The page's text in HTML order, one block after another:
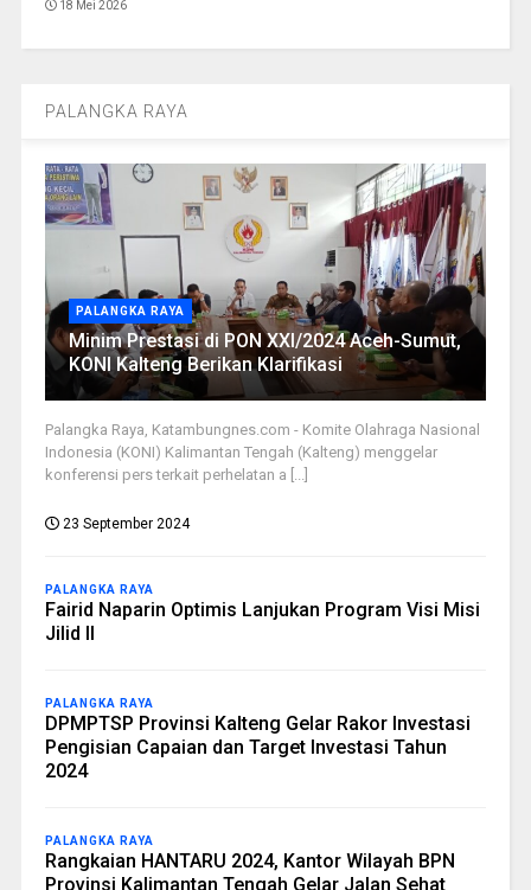
18 Mei 2026
PALANGKA RAYA
PALANGKA RAYA
Minim Prestasi di PON XXI/2024 Aceh-Sumut,
KONI Kalteng Berikan Klarifikasi
Palangka Raya, Katambungnes.com - Komite Olahraga Nasional
Indonesia (KONI) Kalimantan Tengah (Kalteng) menggelar
konferensi pers terkait perhelatan a [...]
23 September 2024
PALANGKA RAYA
Fairid Naparin Optimis Lanjukan Program Visi Misi
Jilid II
PALANGKA RAYA
DPMPTSP Provinsi Kalteng Gelar Rakor Investasi
Pengisian Capaian dan Target Investasi Tahun
2024
PALANGKA RAYA
Rangkaian HANTARU 2024, Kantor Wilayah BPN
Provinsi Kalimantan Tengah Gelar Jalan Sehat